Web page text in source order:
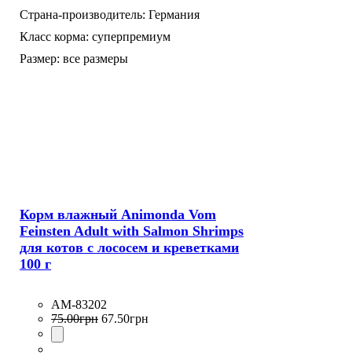
Страна-производитель: Германия
Класс корма: суперпремиум
Размер: все размеры
Корм влажный Animonda Vom
Feinsten Adult with Salmon Shrimps
для котов с лососем и креветками
100 г
AM-83202
75.00грн 67.50грн